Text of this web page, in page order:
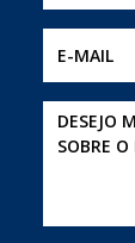
E-MAIL